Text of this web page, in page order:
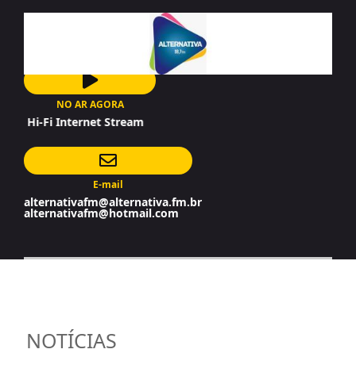
NO AR AGORA
Hi-Fi Internet Stream
E-mail
alternativafm@alternativa.fm.br
alternativafm@hotmail.com
NOTÍCIAS